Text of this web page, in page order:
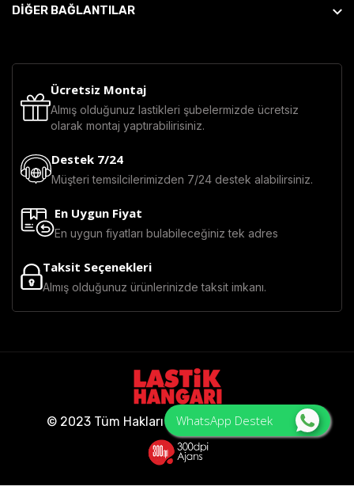
WhatsApp Destek
DİĞER BAĞLANTILAR
Ücretsiz Montaj
Almış olduğunuz lastikleri şubelermizde ücretsiz
olarak montaj yaptırabilirisiniz.
Destek 7/24
Müşteri temsilcilerimizden 7/24 destek alabilirsiniz.
En Uygun Fiyat
En uygun fiyatları bulabileceğiniz tek adres
Taksit Seçenekleri
Almış olduğunuz ürünlerinizde taksit imkanı.
© 2023 Tüm Hakları Saklıdır - Lastik Hangarı